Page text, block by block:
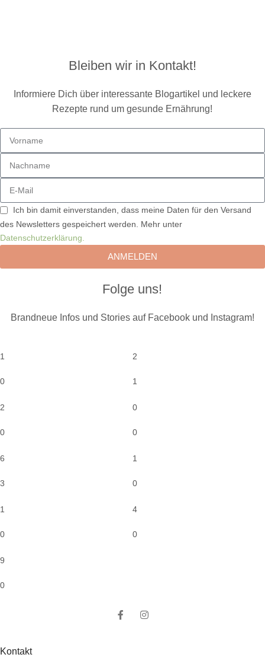
Bleiben wir in Kontakt!
Informiere Dich über interessante Blogartikel und leckere
Rezepte rund um gesunde Ernährung!
Ich bin damit einverstanden, dass meine Daten für den Versand
des Newsletters gespeichert werden. Mehr unter
Datenschutzerklärung.
ANMELDEN
Folge uns!
Brandneue Infos und Stories auf Facebook und Instagram!
1
0
2
1
2
0
0
0
6
3
1
0
1
0
4
0
9
0
Kontakt